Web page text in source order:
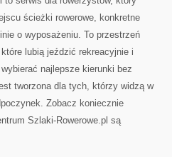
ścieżki rowerowe, konkretne
o wyposażeniu. To przestrzeń
lubią jeździć rekreacyjnie i
najlepsze kierunki bez
tworzona dla tych, którzy widzą w
Zobacz koniecznie
Szlaki-Rowerowe.pl są